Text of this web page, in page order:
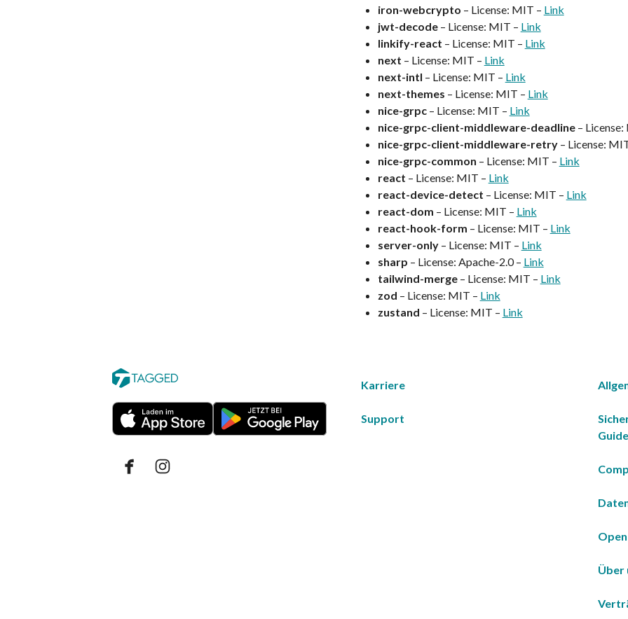
iron-webcrypto – License: MIT – Link
jwt-decode– License: MIT – Link
linkify-react – License: MIT – Link
next – License: MIT – Link
next-intl – License: MIT – Link
next-themes – License: MIT – Link
nice-grpc– License: MIT – Link
nice-grpc-client-middleware-deadline– License:
nice-grpc-client-middleware-retry– License:
nice-grpc-common – License: MIT – Link
react – License: MIT – Link
react-device-detect – License: MIT – Link
react-dom – License: MIT – Link
react-hook-form – License: MIT – Link
server-only– License: MIT – Link
sharp – License: Apache-2.0 – Link
tailwind-merge– License: MIT – Link
zod – License: MIT – Link
zustand – License: MIT – Link
Karriere
Support
Über